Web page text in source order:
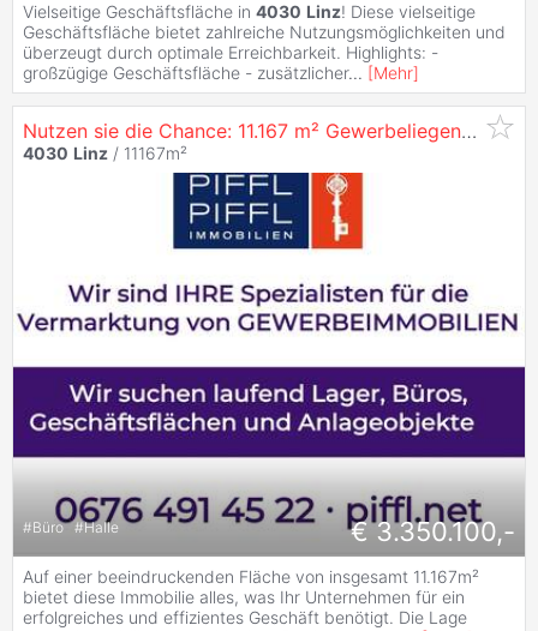
Vielseitige Geschäftsfläche in 4030 Linz! Diese vielseitige
Geschäftsfläche bietet zahlreiche Nutzungsmöglichkeiten und
überzeugt durch optimale Erreichbarkeit. Highlights: -
großzügige Geschäftsfläche - zusätzlicher... [Mehr]
Nutzen sie die Chance: 11.167 m² Gewerbeliegenschaft in
4030 Linz / 11167m²
#Büro #Halle € 3.350.100,-
Auf einer beeindruckenden Fläche von insgesamt 11.167m²
bietet diese Immobilie alles, was Ihr Unternehmen für ein
erfolgreiches und effizientes Geschäft benötigt. Die Lage